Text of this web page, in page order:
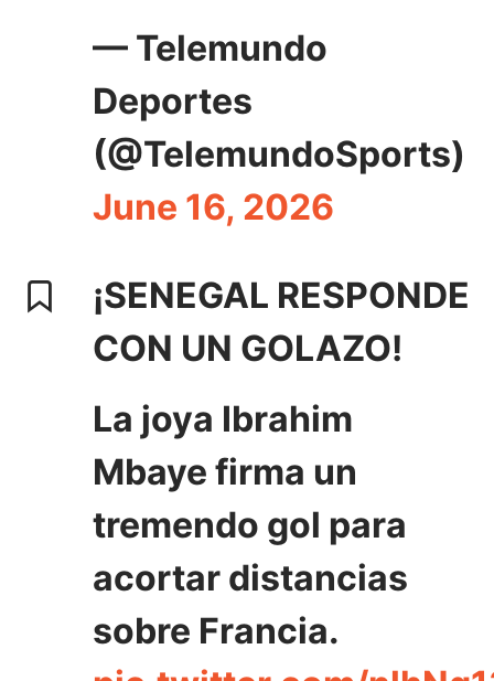
— Telemundo
Deportes
(@TelemundoSports)
June 16, 2026
¡SENEGAL RESPONDE
CON UN GOLAZO!
La joya Ibrahim
Mbaye firma un
tremendo gol para
acortar distancias
sobre Francia.